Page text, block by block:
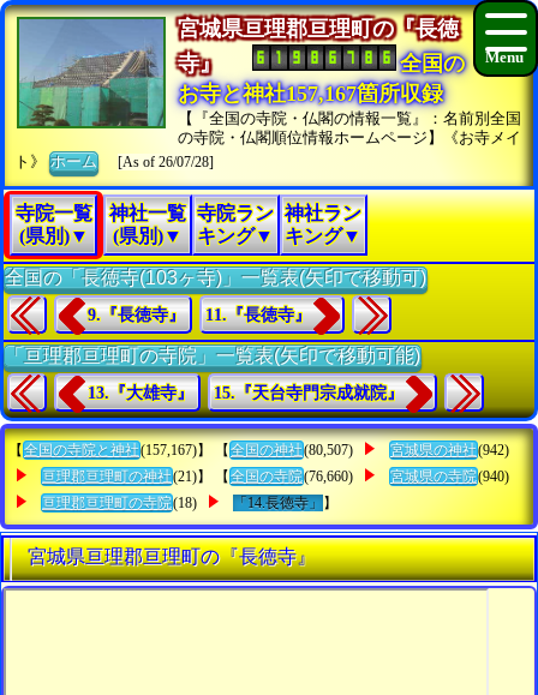
宮城県亘理郡亘理町の『長徳
寺』
全国の
お寺と神社157,167箇所収録
【『全国の寺院・仏閣の情報一覧』：名前別全国
の寺院・仏閣順位情報ホームページ】《お寺メイ
ト》ホーム [As of 26/07/28]
寺院一覧
(県別)▼
神社一覧
(県別)▼
寺院ラン
キング▼
神社ラン
キング▼
全国の「長徳寺(103ヶ寺)」一覧表(矢印で移動可)
9.『長徳寺』 11.『長徳寺』
「亘理郡亘理町の寺院」一覧表(矢印で移動可能)
13.『大雄寺』 15.『天台寺門宗成就院』
【 全国の寺院と神社(157,167)】 【 全国の神社(80,507) 宮城県の神社(942)
亘理郡亘理町の神社(21)】 【 全国の寺院(76,660) 宮城県の寺院(940)
亘理郡亘理町の寺院(18) 「14.長徳寺」 】
宮城県亘理郡亘理町の『長徳寺』